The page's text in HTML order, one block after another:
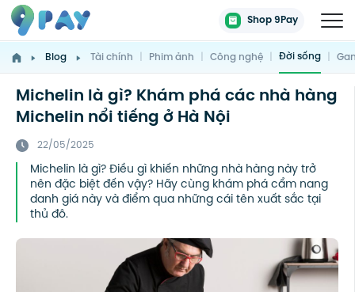
Shop 9Pay
Blog Tài chính | Phim ảnh | Công nghệ | Đời sống |
Michelin là gì? Khám phá các nhà hàng
Michelin nổi tiếng ở Hà Nội
22/05/2025
Michelin là gì? Điều gì khiến những nhà hàng này trở
nên đặc biệt đến vậy? Hãy cùng khám phá cẩm nang
danh giá này và điểm qua những cái tên xuất sắc tại
thủ đô.